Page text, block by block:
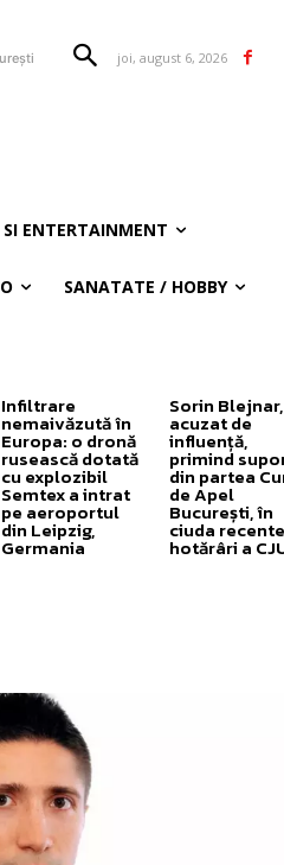
joi, august 6, 2026
ENTERTAINMENT
SANATATE / HOBBY
Infiltrare
nemaivăzută în
Europa: o dronă
rusească dotată
cu explozibil
Semtex a intrat
pe aeroportul
din Leipzig,
Germania
Sorin Blejnar,
acuzat de
influență,
primind
din partea
de Apel
București, în
ciuda
hotărâri a